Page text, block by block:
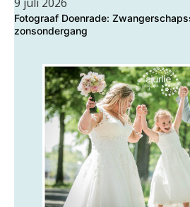
Fotograaf Doenrade:
zonsondergang